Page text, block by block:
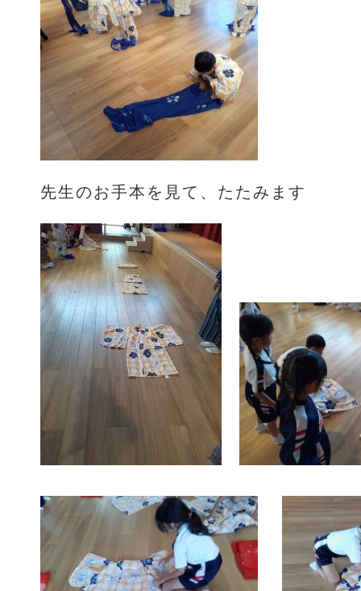
先生のお手本を見て、たたみます